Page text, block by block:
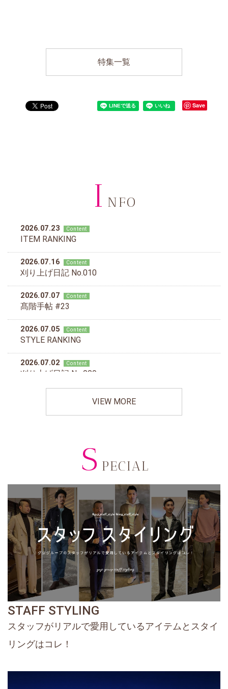
特集一覧
Save
I NFO
VIEW MORE
S PECIAL
STAFF STYLING
スタッフがリアルで愛用しているアイテムとスタイ
リングはコレ！